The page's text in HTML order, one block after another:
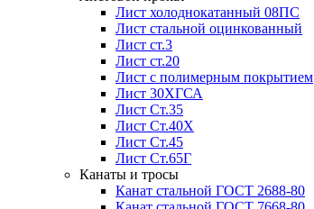
Лист холоднокатанный 08ПС
Лист стальной оцинкованный
Лист ст.3
Лист ст.20
Лист с полимерным покрытием
Лист 30ХГСА
Лист Ст.35
Лист Ст.40Х
Лист Ст.45
Лист Ст.65Г
Канаты и тросы
Канат стальной ГОСТ 2688-80